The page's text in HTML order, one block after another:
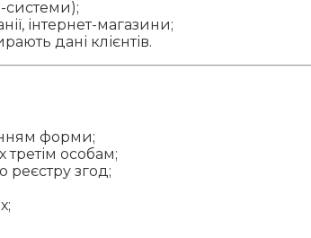
системи);
інтернет-магазини;
дані клієнтів.
форми;
особам;
реєстру згод;